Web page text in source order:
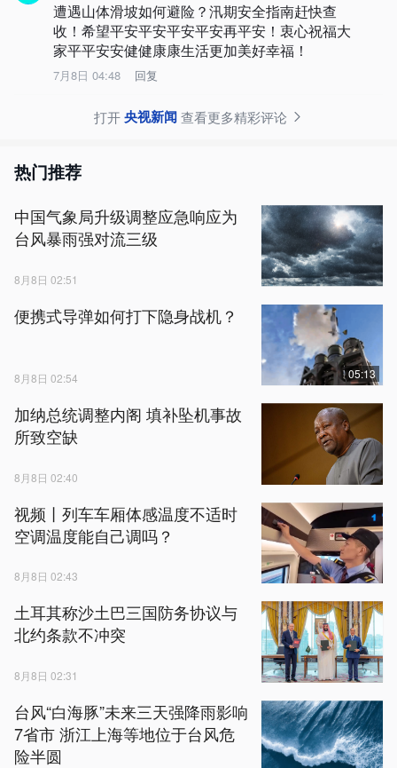
遭遇山体滑坡如何避险？汛期安全指南赶快查
收！希望平安平安平安平安再平安！衷心祝福大
家平平安安健健康康生活更加美好幸福！
7月8日 04:48 回复
打开央视新闻查看更多精彩评论
热门推荐
中国气象局升级调整应急响应为
台风暴雨强对流三级
8月8日 02:51
便携式导弹如何打下隐身战机？
8月8日 02:54 05:13
加纳总统调整内阁 填补坠机事故
所致空缺
8月8日 02:40
视频丨列车车厢体感温度不适时
空调温度能自己调吗？
8月8日 02:43
土耳其称沙土巴三国防务协议与
北约条款不冲突
8月8日 02:31
台风“白海豚”未来三天强降雨影响
7省市 浙江上海等地位于台风危
险半圆